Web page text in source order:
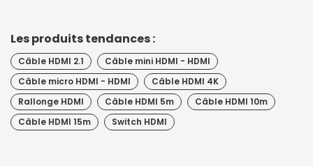
Les produits tendances :
Câble HDMI 2.1
Câble mini HDMI - HDMI
Câble micro HDMI - HDMI
Câble HDMI 4K
Rallonge HDMI
Câble HDMI 5m
Câble HDMI 10m
Câble HDMI 15m
Switch HDMI